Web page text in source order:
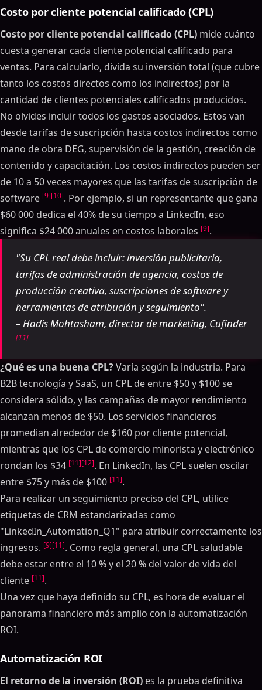
Costo por cliente potencial calificado (CPL)
Costo por cliente potencial calificado (CPL) mide cuánto
cuesta generar cada cliente potencial calificado para
ventas. Para calcularlo, divida su inversión total (que cubre
tanto los costos directos como los indirectos) por la
cantidad de clientes potenciales calificados producidos.
No olvides incluir todos los gastos asociados. Estos van
desde tarifas de suscripción hasta costos indirectos como
mano de obra DEG, supervisión de la gestión, creación de
contenido y capacitación. Los costos indirectos pueden ser
de 10 a 50 veces mayores que las tarifas de suscripción de
software [9][10]. Por ejemplo, si un representante que gana
$60 000 dedica el 40% de su tiempo a LinkedIn, eso
significa $24 000 anuales en costos laborales [9].
"Su CPL real debe incluir: inversión publicitaria,
tarifas de administración de agencia, costos de
producción creativa, suscripciones de software y
herramientas de atribución y seguimiento".
– Hadis Mohtasham, director de marketing, Cufinder
[11]
¿Qué es una buena CPL?Varía según la industria. Para
B2B tecnología y SaaS, un CPL de entre $50 y $100 se
considera sólido, y las campañas de mayor rendimiento
alcanzan menos de $50. Los servicios financieros
promedian alrededor de $160 por cliente potencial,
mientras que los CPL de comercio minorista y electrónico
rondan los $34 [11][12]. En LinkedIn, las CPL suelen oscilar
entre $75 y más de $100 [11].
Para realizar un seguimiento preciso del CPL, utilice
etiquetas de CRM estandarizadas como
"LinkedIn_Automation_Q1" para atribuir correctamente los
ingresos. [9][11]. Como regla general, una CPL saludable
debe estar entre el 10 % y el 20 % del valor de vida del
cliente [11].
Una vez que haya definido su CPL, es hora de evaluar el
panorama financiero más amplio con la automatización
ROI.
Automatización ROI
El retorno de la inversión (ROI) es la prueba definitiva